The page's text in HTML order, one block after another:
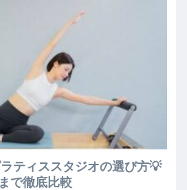
ティススタジオの選び方💡
で徹底比較